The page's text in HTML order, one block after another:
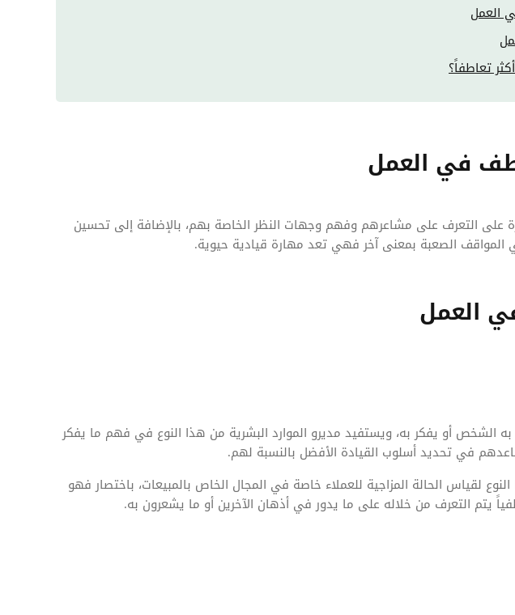
العمل
تعاطفاً؟
في العمل
على التعرف على مشاعرهم وفهم وجهات النظر الخاصة بهم، بالإضافة إلى تحسين
الصعبة بمعنى آخر فهي تعد مهارة قيادية حيوية.
العمل
الشخص أو يفكر به، ويستفيد مديرو الموارد البشرية من هذا النوع في فهم ما يفكر
في تحديد أسلوب القيادة الأفضل بالنسبة لهم.
لقياس الحالة المزاجية للعملاء خاصة في المجال الخاص بالمبيعات، باختصار فهو
يتم التعرف من خلاله على ما يدور في أذهان الآخرين أو ما يشعرون به.